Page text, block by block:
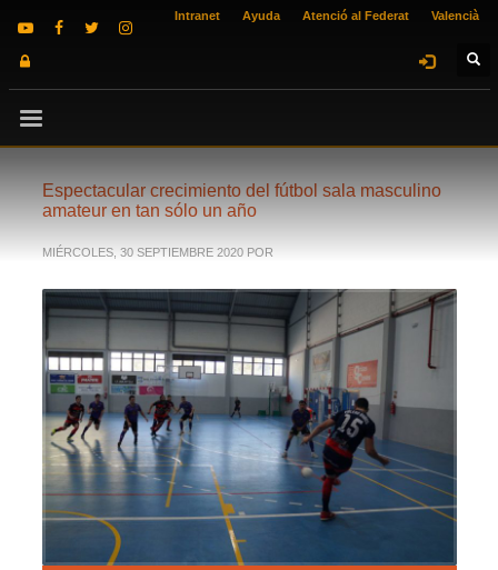
Intranet Ayuda Atenció al Federat Valencià
Espectacular crecimiento del fútbol sala masculino
amateur en tan sólo un año
MIÉRCOLES, 30 SEPTIEMBRE 2020 POR